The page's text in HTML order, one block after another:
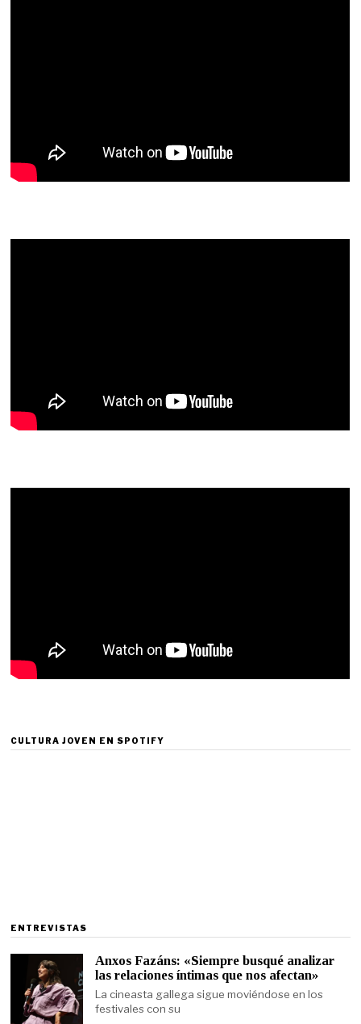
CULTURA JOVEN EN SPOTIFY
ENTREVISTAS
Anxos Fazáns: «Siempre busqué analizar
las relaciones íntimas que nos afectan»
La cineasta gallega sigue moviéndose en los
festivales con su